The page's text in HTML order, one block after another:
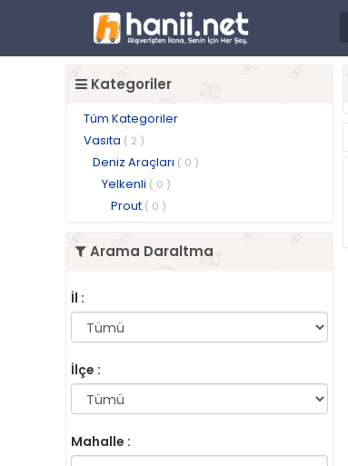
Kategoriler
Tüm Kategoriler
Vasıta ( 2 )
Deniz Araçları ( 0 )
Yelkenli ( 0 )
Prout ( 0 )
Arama Daraltma
İl :
İlçe :
Mahalle :